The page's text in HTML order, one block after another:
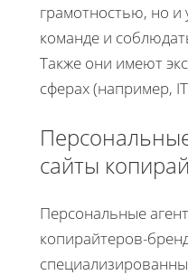
грамотностью, но и
команде и
Также они имеют
сферах (например,
сайты
Персональные
копирайтеров-